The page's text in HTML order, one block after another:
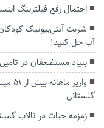
احتمال رفع فیلترینگ
شربت آنتی‌بیوتیک
آب حل کنید!
بنیاد مستضعفان در
گلستانی
زمزمه حیات در تالاب